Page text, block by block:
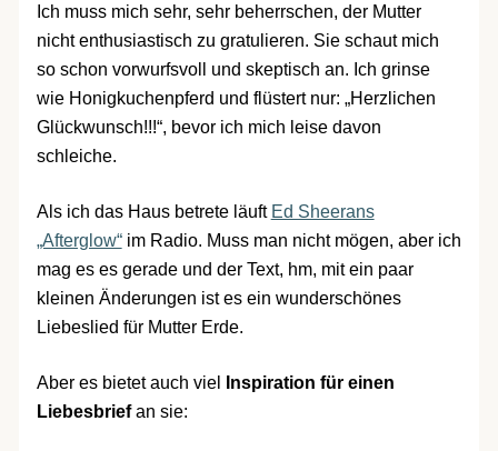
Ich muss mich sehr, sehr beherrschen, der Mutter
nicht enthusiastisch zu gratulieren. Sie schaut mich
so schon vorwurfsvoll und skeptisch an. Ich grinse
wie Honigkuchenpferd und flüstert nur: „Herzlichen
Glückwunsch!!!“, bevor ich mich leise davon
schleiche.
Als ich das Haus betrete läuft Ed Sheerans
„Afterglow“im Radio. Muss man nicht mögen, aber ich
mag es es gerade und der Text, hm, mit ein paar
kleinen Änderungen ist es ein wunderschönes
Liebeslied für Mutter Erde.
Aber es bietet auch viel
Inspiration für einen
Liebesbriefan sie: